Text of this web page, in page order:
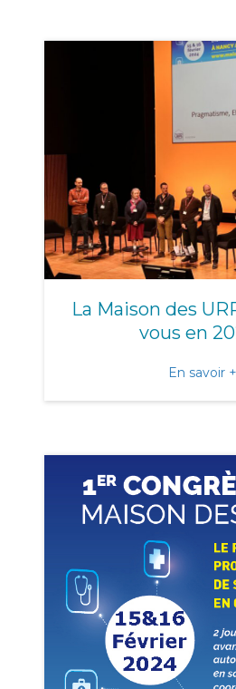
La Maison des
vous en
En savoir +